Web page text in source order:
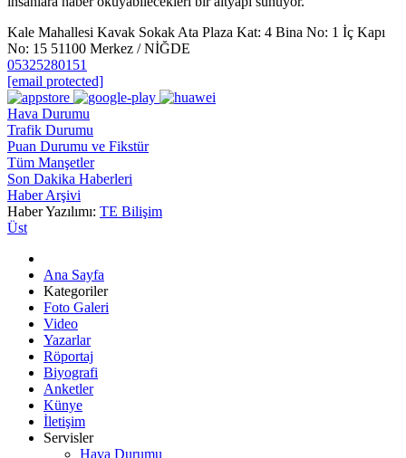
Kale Mahallesi Kavak Sokak Ata Plaza Kat: 4 Bina No: 1 İç Kapı
No: 15 51100 Merkez / NİĞDE
05325280151
[email protected]
Hava Durumu
Trafik Durumu
Puan Durumu ve Fikstür
Tüm Manşetler
Son Dakika Haberleri
Haber Arşivi
Haber Yazılımı: TE Bilişim
Üst
Ana Sayfa
Kategoriler
Foto Galeri
Video
Yazarlar
Röportaj
Biyografi
Anketler
Künye
İletişim
Servisler
Hava Durumu